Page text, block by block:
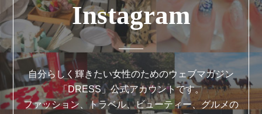
Instagram
自分らしく輝きたい女性のためのウェブマガジン
「DRESS」公式アカウントです。
ファッション、トラベル、ビューティー、グルメの